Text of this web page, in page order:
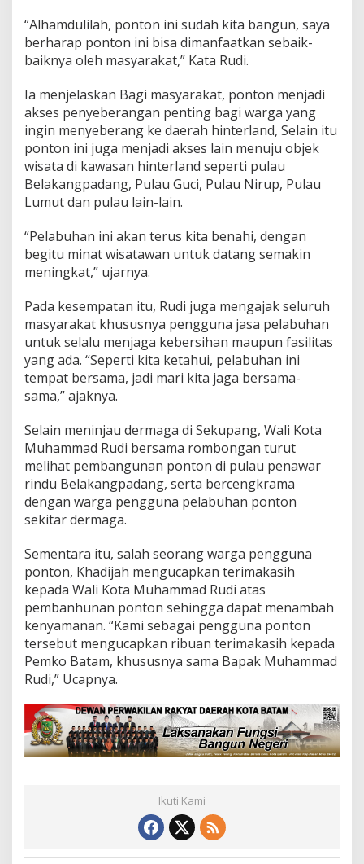
f
a
a
k
a
n
“Alhamdulilah, ponton ini sudah kita bangun, saya
berharap ponton ini bisa dimanfaatkan sebaik-
baiknya oleh masyarakat,” Kata Rudi.
Ia menjelaskan Bagi masyarakat, ponton menjadi
akses penyeberangan penting bagi warga yang
ingin menyeberang ke daerah hinterland, Selain itu
ponton ini juga menjadi akses lain menuju objek
wisata di kawasan hinterland seperti pulau
Belakangpadang, Pulau Guci, Pulau Nirup, Pulau
Lumut dan pulau lain-lain.
“Pelabuhan ini akan terus kita benahi, dengan
begitu minat wisatawan untuk datang semakin
meningkat,” ujarnya.
Pada kesempatan itu, Rudi juga mengajak seluruh
masyarakat khususnya pengguna jasa pelabuhan
untuk selalu menjaga kebersihan maupun fasilitas
yang ada. “Seperti kita ketahui, pelabuhan ini
tempat bersama, jadi mari kita jaga bersama-
sama,” ajaknya.
Selain meninjau dermaga di Sekupang, Wali Kota
Muhammad Rudi bersama rombongan turut
melihat pembangunan ponton di pulau penawar
rindu Belakangpadang, serta bercengkrama
dengan warga pengguna pelabuhan ponton
sekitar dermaga.
Sementara itu, salah seorang warga pengguna
ponton, Khadijah mengucapkan terimakasih
kepada Wali Kota Muhammad Rudi atas
pembanhunan ponton sehingga dapat menambah
kenyamanan. “Kami sebagai pengguna ponton
tersebut mengucapkan ribuan terimakasih kepada
Pemko Batam, khususnya sama Bapak Muhammad
Rudi,” Ucapnya.
Ikuti Kami